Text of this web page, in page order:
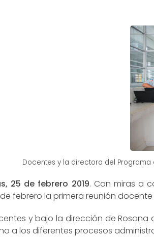
Docentes y la directora del Programa
25 de febrero 2019. Con miras a
febrero la primera reunión
y bajo la dirección de
a los diferentes procesos